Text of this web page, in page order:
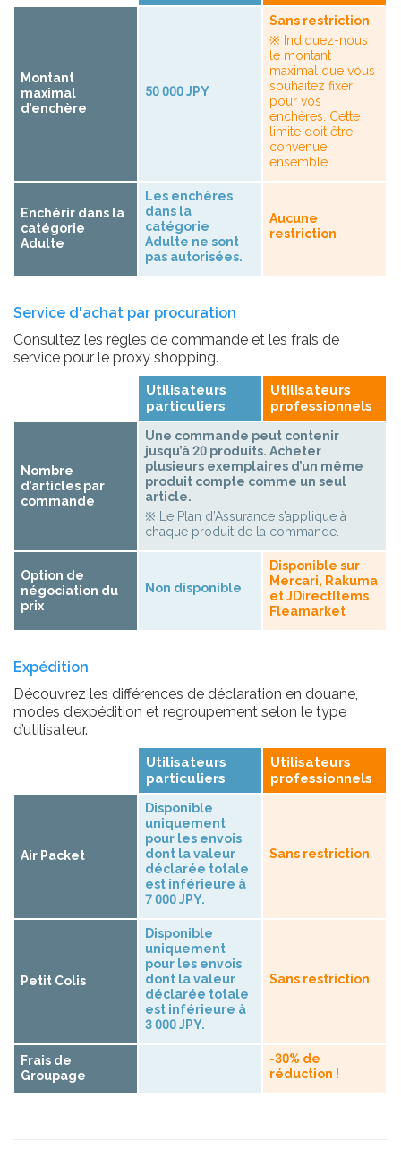
Montant
maximal
d’enchère
50 000 JPY
Sans restriction
※ Indiquez-nous
le montant
maximal que vous
souhaitez fixer
pour vos
enchères. Cette
limite doit être
convenue
ensemble.
Enchérir dans la
catégorie
Adulte
Les enchères
dans la
catégorie
Adulte ne sont
pas autorisées.
Aucune
restriction
Service d'achat par procuration
Consultez les règles de commande et les frais de
service pour le proxy shopping.
Utilisateurs
particuliers
Utilisateurs
professionnels
Nombre
d’articles par
commande
Une commande peut contenir
jusqu’à 20 produits. Acheter
plusieurs exemplaires d’un même
produit compte comme un seul
article.
※ Le Plan d’Assurance s’applique à
chaque produit de la commande.
Option de
négociation du
prix
Non disponible
Disponible sur
Mercari, Rakuma
et JDirectItems
Fleamarket
Expédition
Découvrez les différences de déclaration en douane,
modes d’expédition et regroupement selon le type
d’utilisateur.
Utilisateurs
particuliers
Utilisateurs
professionnels
Air Packet
Disponible
uniquement
pour les envois
dont la valeur
déclarée totale
est inférieure à
7 000 JPY.
Sans restriction
Petit Colis
Disponible
uniquement
pour les envois
dont la valeur
déclarée totale
est inférieure à
3 000 JPY.
Sans restriction
Frais de
Groupage
-30% de
réduction !